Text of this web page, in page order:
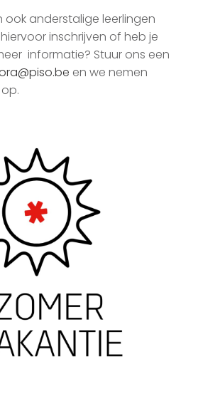
ook anderstalige leerlingen
inschrijven of heb je
informatie? Stuur ons een
en we nemen